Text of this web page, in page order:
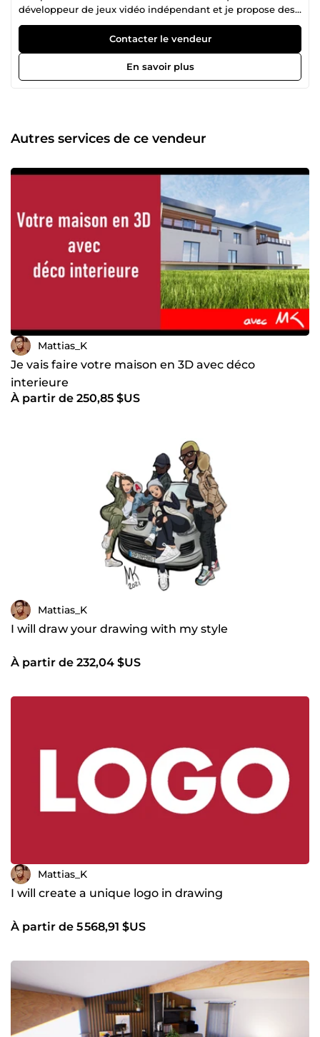
développeur de jeux vidéo indépendant et je propose des
solutions artistiques innovantes à une clientèle variée.
Depuis ma plus tendre enfance, je m’intéresse au dessin,
images de synthèse et jeux vidéos en m’exerçant à la
pratique de ces diverses compétences. Depuis, j’ai
développé mon propre style et je propose une approche
auxquels j’ai participé et n’hésitez pas à me contacter si
vous avez la moindre question. Ce serait un plaisir
Contacter le vendeur
En savoir plus
Autres services de ce vendeur
Mattias_K
Je vais faire votre maison en 3D avec déco
interieure
À partir de 250,85 $US
Mattias_K
I will draw your drawing with my style
À partir de 232,04 $US
Mattias_K
I will create a unique logo in drawing
À partir de 5 568,91 $US